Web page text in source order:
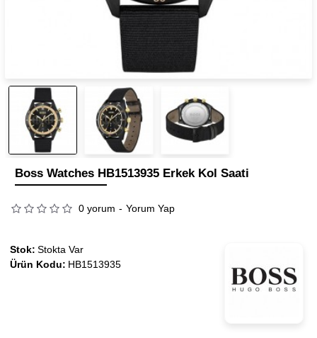
Boss Watches HB1513935 Erkek Kol Saati
0 yorum - Yorum Yap
Stok: Stokta Var
Ürün Kodu: HB1513935